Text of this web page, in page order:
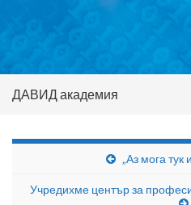
ДАВИД академия
„Аз мога тук
Учредихме център за